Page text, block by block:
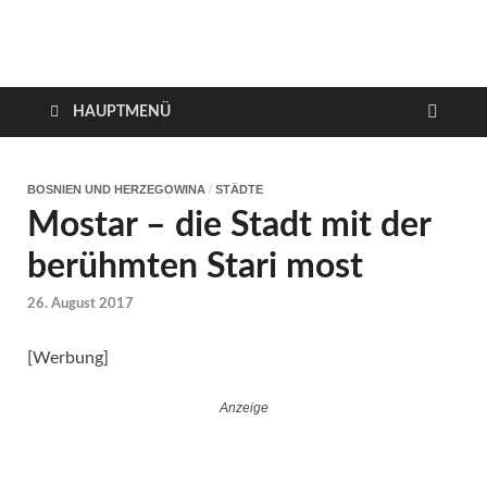
VerTRAVELt
HAUPTMENÜ
BOSNIEN UND HERZEGOWINA / STÄDTE
Mostar – die Stadt mit der
berühmten Stari most
26. August 2017
[Werbung]